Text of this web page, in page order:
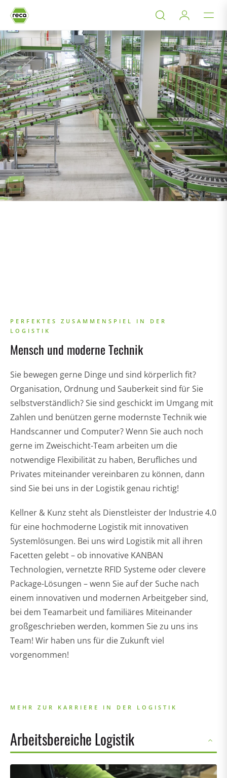
PERFEKTES ZUSAMMENSPIEL IN DER
LOGISTIK
Mensch und moderne Technik
Sie bewegen gerne Dinge und sind körperlich fit?
Organisation, Ordnung und Sauberkeit sind für Sie
selbstverständlich? Sie sind geschickt im Umgang mit
Zahlen und benützen gerne modernste Technik wie
Handscanner und Computer? Wenn Sie auch noch
gerne im Zweischicht-Team arbeiten um die
notwendige Flexibilität zu haben, Berufliches und
Privates miteinander vereinbaren zu können, dann
sind Sie bei uns in der Logistik genau richtig!
Kellner & Kunz steht als Dienstleister der Industrie 4.0
für eine hochmoderne Logistik mit innovativen
Systemlösungen. Bei uns wird Logistik mit all ihren
Facetten gelebt – ob innovative KANBAN
Technologien, vernetzte RFID Systeme oder clevere
Package-Lösungen – wenn Sie auf der Suche nach
einem innovativen und modernen Arbeitgeber sind,
bei dem Teamarbeit und familiäres Miteinander
großgeschrieben werden, kommen Sie zu uns ins
Team! Wir haben uns für die Zukunft viel
vorgenommen!
MEHR ZUR KARRIERE IN DER LOGISTIK
Arbeitsbereiche Logistik